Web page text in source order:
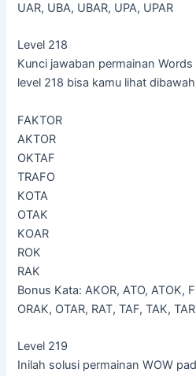
UAR, UBA, UBAR, UPA, UPAR
Level 218
Kunci jawaban permainan
level 218 bisa kamu lihat
FAKTOR
AKTOR
OKTAF
TRAFO
KOTA
OTAK
KOAR
ROK
RAK
Bonus Kata: AKOR, ATO, ATOK,
ORAK, OTAR, RAT, TAF, TAK,
Level 219
Inilah solusi permainan WOW